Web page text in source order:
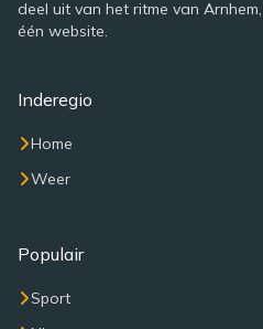
deel uit van het ritme van
één website.
Inderegio
Home
Weer
Populair
Sport